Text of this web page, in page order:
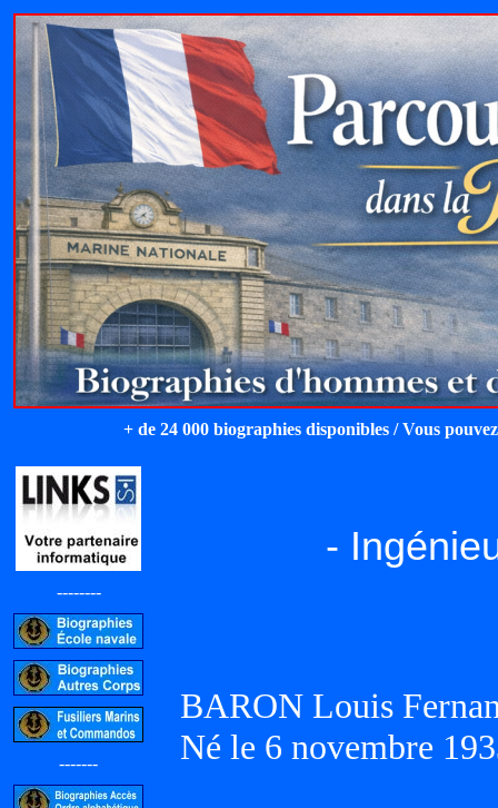
+ de 24 000 biographies disponibles / Vous
--------
-------
-
BARON Louis
Né le 6 novembre